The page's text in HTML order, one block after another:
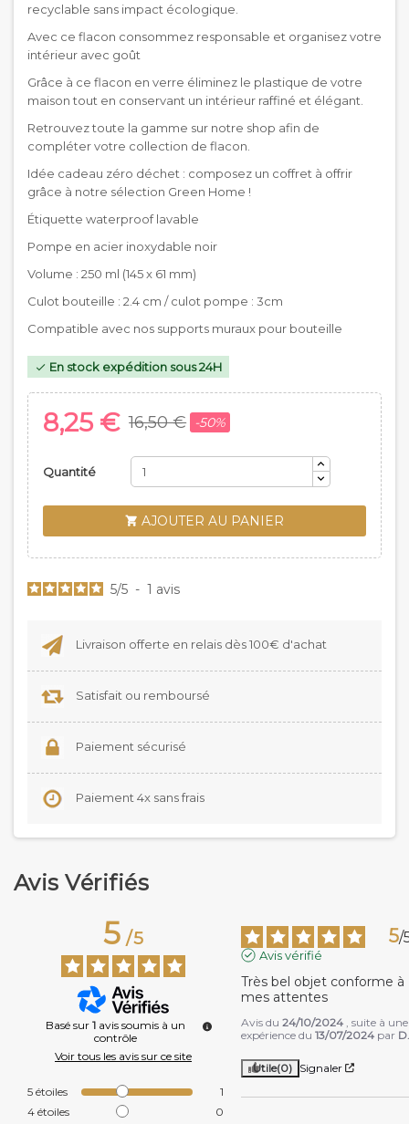
recyclable sans impact écologique.
Avec ce flacon consommez responsable et organisez votre
intérieur avec goût
Grâce à ce flacon en verre éliminez le plastique de votre
maison tout en conservant un intérieur raffiné et élégant.
Retrouvez toute la gamme sur notre shop afin de
compléter votre collection de flacon.
Idée cadeau zéro déchet : composez un coffret à offrir
grâce à notre sélection Green Home !
Étiquette waterproof lavable
Pompe en acier inoxydable noir
Volume : 250 ml (145 x 61 mm)
Culot bouteille : 2.4 cm / culot pompe : 3cm
Compatible avec nos supports muraux pour bouteille
 En stock expédition sous 24H
8,25 € 16,50 € -50%
Quantité
 AJOUTER AU PANIER
5/5 - 1 avis
Livraison offerte en relais dès 100€ d'achat
Satisfait ou remboursé
Paiement sécurisé
Paiement 4x sans frais
Avis Vérifiés
5/5
Basé sur 1 avis soumis à un
contrôle
Voir tous les avis sur ce site
5 étoiles
1
4 étoiles
0
5/
Avis vérifié
Très bel objet conforme à
mes attentes
Avis du24/10/2024 , suite à une
expérience du13/07/2024 par
Utile(0) Signaler